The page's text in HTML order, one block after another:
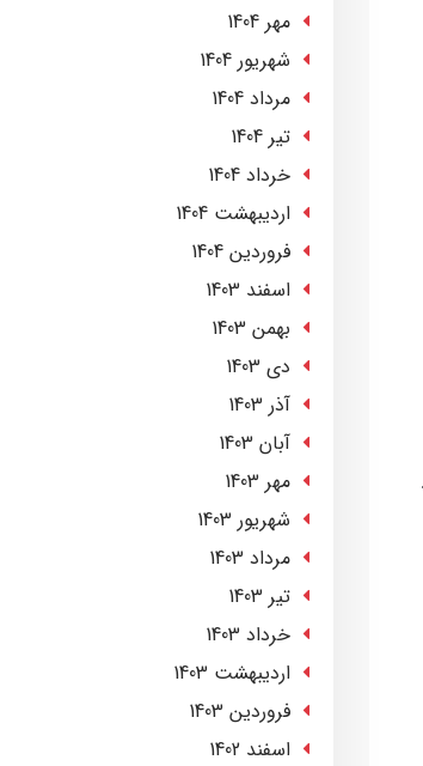
مهر 1404
شهریور 1404
مرداد 1404
تير 1404
خرداد 1404
ارديبهشت 1404
فروردین 1404
اسفند 1403
بهمن 1403
دی 1403
آذر 1403
آبان 1403
مهر 1403
شهریور 1403
مرداد 1403
تير 1403
خرداد 1403
ارديبهشت 1403
فروردین 1403
اسفند 1402